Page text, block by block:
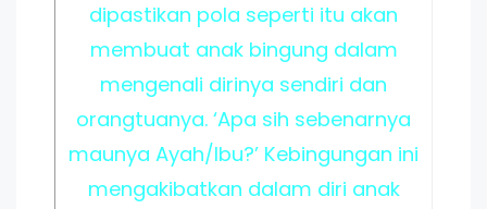
dipastikan pola seperti itu akan
membuat anak bingung dalam
mengenali dirinya sendiri dan
orangtuanya. ‘Apa sih sebenarnya
maunya Ayah/Ibu?’ Kebingungan ini
mengakibatkan dalam diri anak